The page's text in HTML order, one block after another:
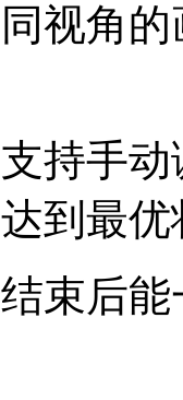
视角
持手
到最
束后